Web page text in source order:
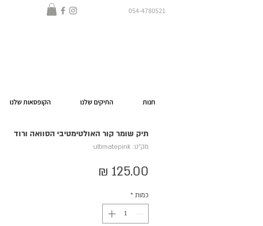
054-4780521
חנות התיקים שלנו הקופסאות שלנו
תיק שומר קור האולטימטיבי הסוואה ורוד
מק"ט: ultimatepink
כמות *